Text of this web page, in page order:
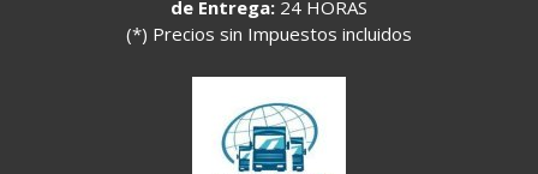
de Entrega: 24 HORAS
(*) Precios sin Impuestos incluidos